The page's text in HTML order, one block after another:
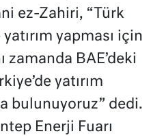
ez-Zahiri, “Türk
yatırım yapması için
zamanda BAE’deki
yatırım
bulunuyoruz” dedi.
Enerji Fuarı